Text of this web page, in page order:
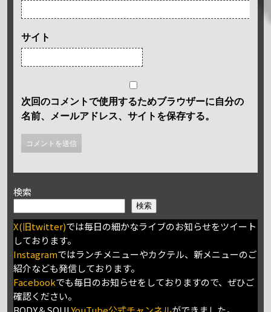
サイト
次回のコメントで使用するためブラウザーに自分の
名前、メールアドレス、サイトを保存する。
検索
検索
X(旧twitter)では毎日の細かなライブのお知らせをツイート
しております。
Instagramではランチメニューやカクテル、新メニューのご
紹介なども発信しております。
Facebookでも毎日のお知らせをしておりますので、ぜひご
確認ください。